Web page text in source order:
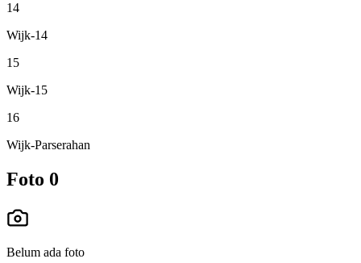
14
Wijk-14
15
Wijk-15
16
Wijk-Parserahan
Foto 0
Belum ada foto